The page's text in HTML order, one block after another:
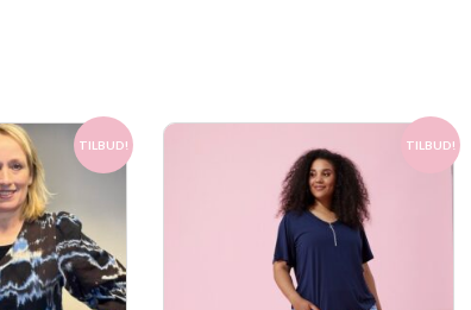
TILBUD!
Den
aktuelle
pris
er:
150.00 kr..
TILBUD!
Den
oprindelige
pris
var:
350.00 kr..
Den
aktuelle
pris
er:
175.00 kr..